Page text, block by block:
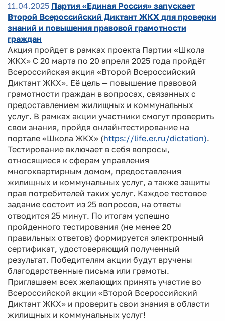
11.04.2025 Партия «Единая Россия» запускает
Второй Всероссийский Диктант ЖКХ для проверки
знаний и повышения правовой грамотности
граждан
Акция пройдет в рамках проекта Партии «Школа
ЖКХ» С 20 марта по 20 апреля 2025 года пройдёт
Всероссийская акция «Второй Всероссийский
Диктант ЖКХ». Её цель — повышение правовой
грамотности граждан в вопросах, связанных с
предоставлением жилищных и коммунальных
услуг. В рамках акции участники смогут проверить
свои знания, пройдя онлайнтестирование на
портале «Школа ЖКХ» (https://life.er.ru/dictation).
Тестирование включает в себя вопросы,
относящиеся к сферам управления
многоквартирным домом, предоставления
жилищных и коммунальных услуг, а также защиты
прав потребителей таких услуг. Каждое тестовое
задание состоит из 25 вопросов, на ответы
отводится 25 минут. По итогам успешно
пройденного тестирования (не менее 20
правильных ответов) формируется электронный
сертификат, удостоверяющий полученный
результат. Победителям акции будут вручены
благодарственные письма или грамоты.
Приглашаем всех желающих принять участие во
Всероссийской акции «Второй Всероссийский
Диктант ЖКХ» и проверить свои знания в области
жилищных и коммунальных услуг!